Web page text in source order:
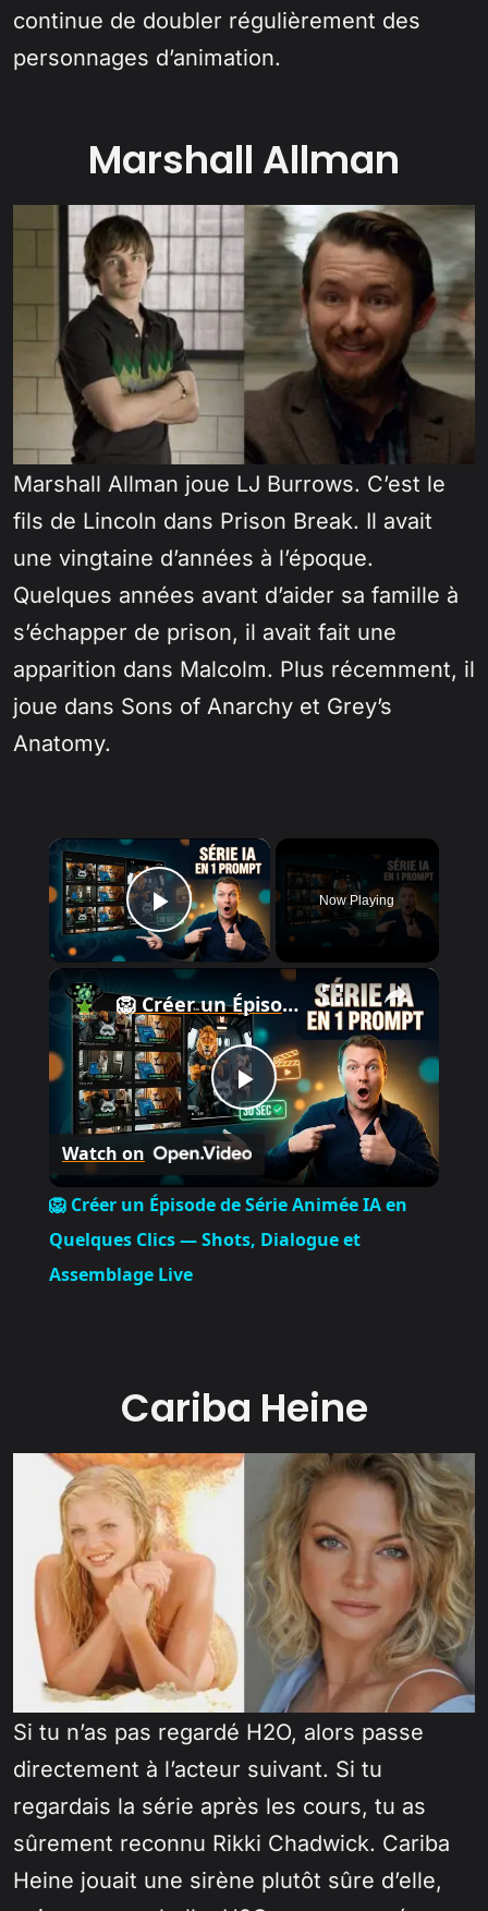
continue de doubler régulièrement des
personnages d’animation.
Marshall Allman
Marshall Allman joue LJ Burrows. C’est le
fils de Lincoln dans Prison Break. Il avait
une vingtaine d’années à l’époque.
Quelques années avant d’aider sa famille à
s’échapper de prison, il avait fait une
apparition dans Malcolm. Plus récemment, il
joue dans Sons of Anarchy et Grey’s
Anatomy.
×
Play Video
Now Playing
×
P
l
a
e
o
🦁 Créer un Épisode de Série Animée IA en Quelques Clics — Shots, Dialogue et Assemblage Live
Watch on
🦁 Créer un Épisode de Série Animée IA en
Quelques Clics — Shots, Dialogue et
Assemblage Live
Cariba Heine
Si tu n’as pas regardé H2O, alors passe
directement à l’acteur suivant. Si tu
regardais la série après les cours, tu as
sûrement reconnu Rikki Chadwick. Cariba
Heine jouait une sirène plutôt sûre d’elle,